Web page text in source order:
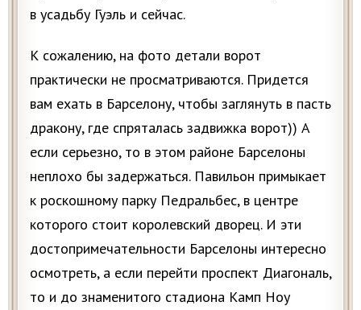
в усадьбу Гуэль и сейчас.
К сожалению, на фото детали ворот
практически не просматриваются. Придется
вам ехать в Барселону, чтобы заглянуть в пасть
дракону, где спряталась задвижка ворот)) А
если серьезно, то в этом районе Барселоны
неплохо бы задержаться. Павильон примыкает
к роскошному парку Педральбес, в центре
которого стоит королевский дворец. И эти
достопримечательности Барселоны интересно
осмотреть, а если перейти проспект Диагональ,
то и до знаменитого стадиона Камп Ноу